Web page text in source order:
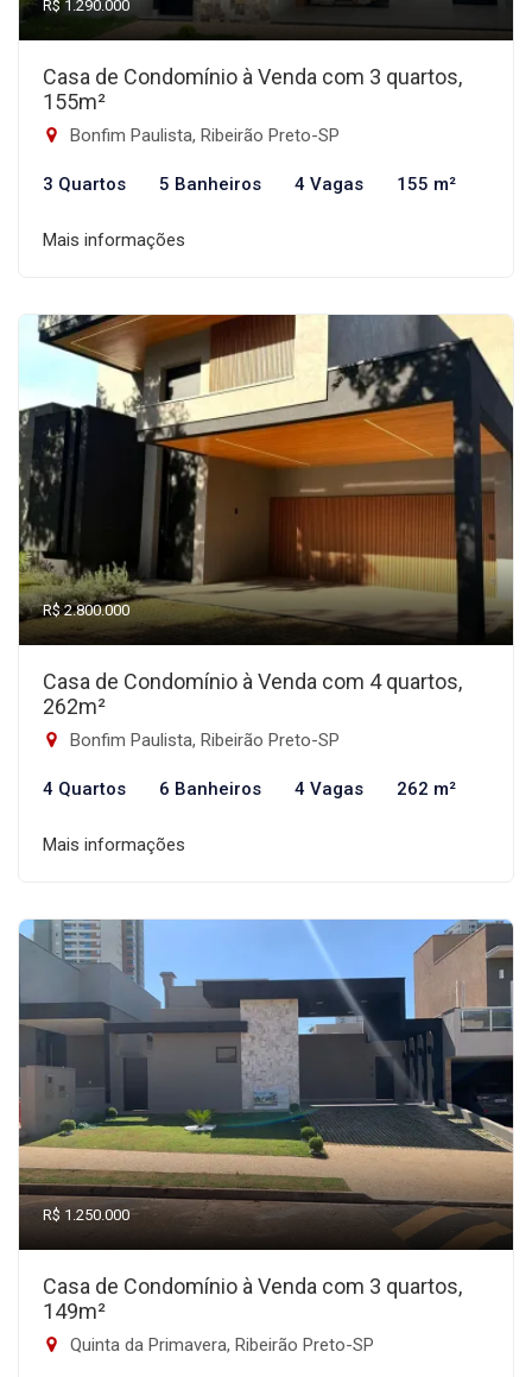
R$ 1.290.000
Casa de Condomínio à Venda com 3 quartos,
155m²
Bonfim Paulista, Ribeirão Preto-SP
3 Quartos 5 Banheiros 4 Vagas 155 m²
Mais informações
R$ 2.800.000
Casa de Condomínio à Venda com 4 quartos,
262m²
Bonfim Paulista, Ribeirão Preto-SP
4 Quartos 6 Banheiros 4 Vagas 262 m²
Mais informações
R$ 1.250.000
Casa de Condomínio à Venda com 3 quartos,
149m²
Quinta da Primavera, Ribeirão Preto-SP